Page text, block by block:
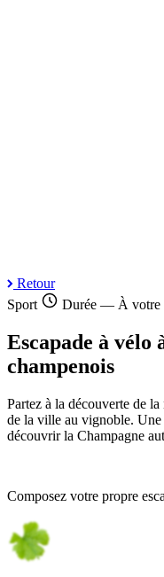
Retour
Sport
Durée — À votre
Escapade à vélo
champenois
Partez à la découverte de
de la ville au vignoble.
découvrir la Champagne
Composez votre propre